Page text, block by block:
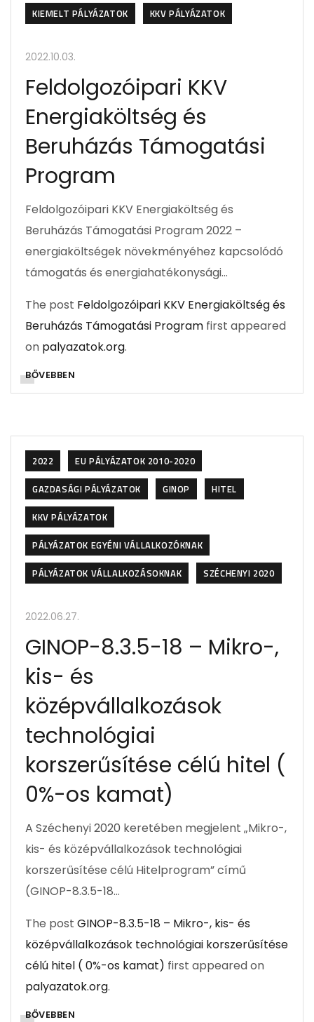
KIEMELT PÁLYÁZATOK
KKV PÁLYÁZATOK
2022.10.03.
Feldolgozóipari KKV
Energiaköltség és
Beruházás Támogatási
Program
Feldolgozóipari KKV Energiaköltség és
Beruházás Támogatási Program 2022 –
energiaköltségek növekményéhez kapcsolódó
támogatás és energiahatékonysági…
The post Feldolgozóipari KKV Energiaköltség és
Beruházás Támogatási Program first appeared
on palyazatok.org.
BŐVEBBEN
2022
EU PÁLYÁZATOK 2010-2020
GAZDASÁGI PÁLYÁZATOK
GINOP
HITEL
KKV PÁLYÁZATOK
PÁLYÁZATOK EGYÉNI VÁLLALKOZÓKNAK
PÁLYÁZATOK VÁLLALKOZÁSOKNAK
SZÉCHENYI 2020
2022.06.27.
GINOP-8.3.5-18 – Mikro-,
kis- és
középvállalkozások
technológiai
korszerűsítése célú hitel (
0%-os kamat)
A Széchenyi 2020 keretében megjelent „Mikro-,
kis- és középvállalkozások technológiai
korszerűsítése célú Hitelprogram” című
(GINOP-8.3.5-18…
The post GINOP-8.3.5-18 – Mikro-, kis- és
középvállalkozások technológiai korszerűsítése
célú hitel ( 0%-os kamat) first appeared on
palyazatok.org.
BŐVEBBEN